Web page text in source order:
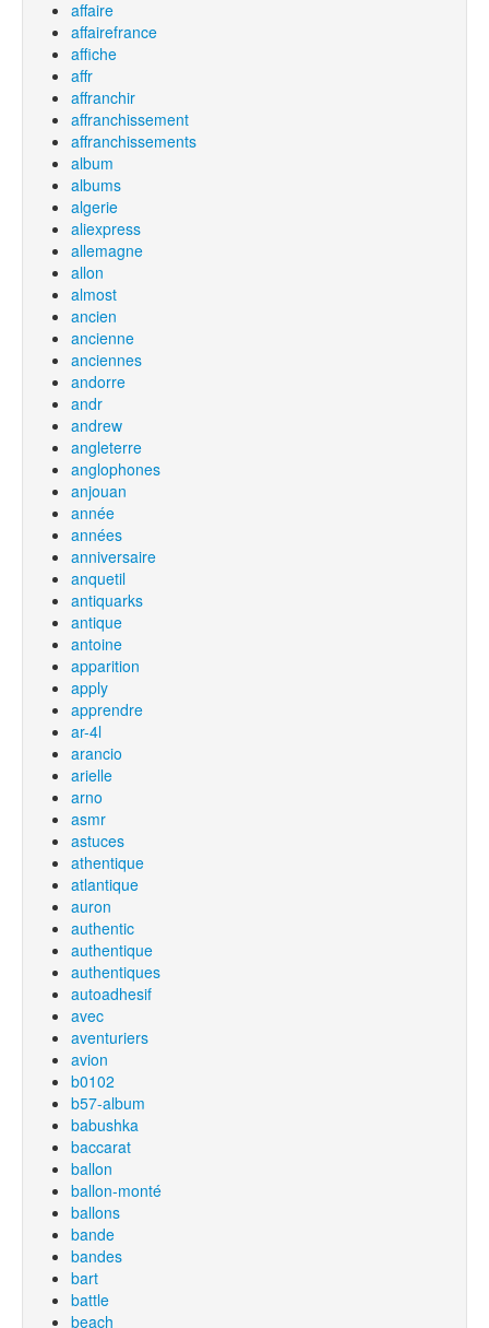
affaire
affairefrance
affiche
affr
affranchir
affranchissement
affranchissements
album
albums
algerie
aliexpress
allemagne
allon
almost
ancien
ancienne
anciennes
andorre
andr
andrew
angleterre
anglophones
anjouan
année
années
anniversaire
anquetil
antiquarks
antique
antoine
apparition
apply
apprendre
ar-4l
arancio
arielle
arno
asmr
astuces
athentique
atlantique
auron
authentic
authentique
authentiques
autoadhesif
avec
aventuriers
avion
b0102
b57-album
babushka
baccarat
ballon
ballon-monté
ballons
bande
bandes
bart
battle
beach